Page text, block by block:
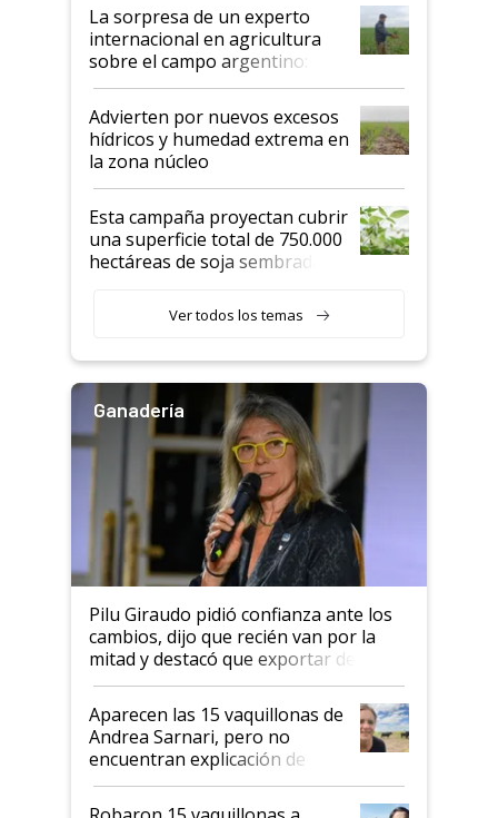
La sorpresa de un experto
internacional en agricultura
sobre el campo argentino:
"Estoy muy impresionado"
Advierten por nuevos excesos
hídricos y humedad extrema en
la zona núcleo
Esta campaña proyectan cubrir
una superficie total de 750.000
hectáreas de soja sembradas
variedades que marcan un
salto tecnológico en genética y
Ver todos los temas
Ganadería
Pilu Giraudo pidió confianza ante los
cambios, dijo que recién van por la
mitad y destacó que exportar dejó de
ser "para unos pocos": "Tenemos un
mandato muy claro del gobierno
nacional"
Aparecen las 15 vaquillonas de
Andrea Sarnari, pero no
encuentran explicación de
cómo llegaron allí